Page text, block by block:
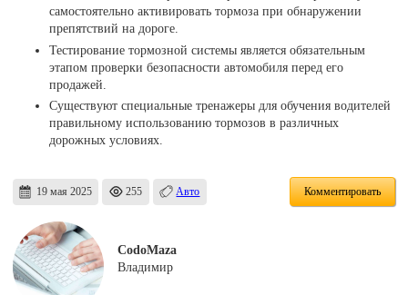
самостоятельно активировать тормоза при обнаружении
препятствий на дороге.
Тестирование тормозной системы является обязательным
этапом проверки безопасности автомобиля перед его
продажей.
Существуют специальные тренажеры для обучения водителей
правильному использованию тормозов в различных
дорожных условиях.
19 мая 2025 255 Авто Комментировать
CodoMaza
Владимир